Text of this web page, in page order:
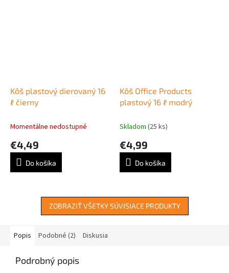
Kôš plastový dierovaný 16
ℓ čierny
Momentálne nedostupné
€4,49
Do košíka
Kôš Office Products
plastový 16 ℓ modrý
Skladom (25 ks)
€4,99
Do košíka
ZOBRAZIŤ VŠETKY SÚVISIACE PRODUKTY
Popis Podobné (2) Diskusia
Podrobný popis